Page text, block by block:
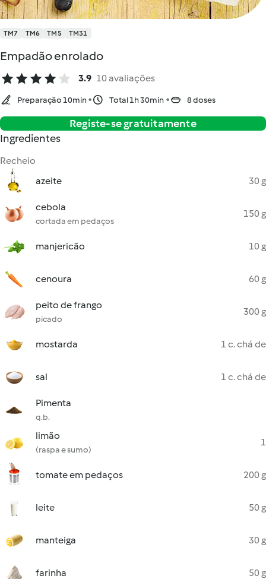
TM7 TM6 TM5 TM31
Empadão enrolado
3.9 10 avaliações
Preparação 10min Total 1h 30min 8 doses
Registe-se gratuitamente
Ingredientes
Recheio
azeite
30 g
cebola
cortada em pedaços
150 g
manjericão 10 g
cenoura 60 g
peito de frango
picado
300 g
mostarda 1 c. chá de
sal 1 c. chá de
Pimenta
q.b.
limão
(raspa e sumo)
1
tomate em pedaços 200 g
leite 50 g
manteiga 30 g
farinha 50 g